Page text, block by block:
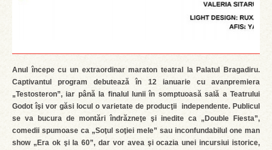
Anul începe cu un extraordinar maraton teatral la Palatul Bragadiru.
Captivantul program debutează în 12 ianuarie cu avanpremiera
„Testosteron”, iar până la finalul lunii în somptuoasă sală a Teatrului
Godot îşi vor găsi locul o varietate de producţii independente. Publicul
se va bucura de montări îndrăzneţe şi inedite ca „Double Fiesta”,
comedii spumoase ca „Soţul soţiei mele” sau inconfundabilul one man
show „Era ok şi la 60”, dar vor avea şi ocazia unei incursiui istorice,